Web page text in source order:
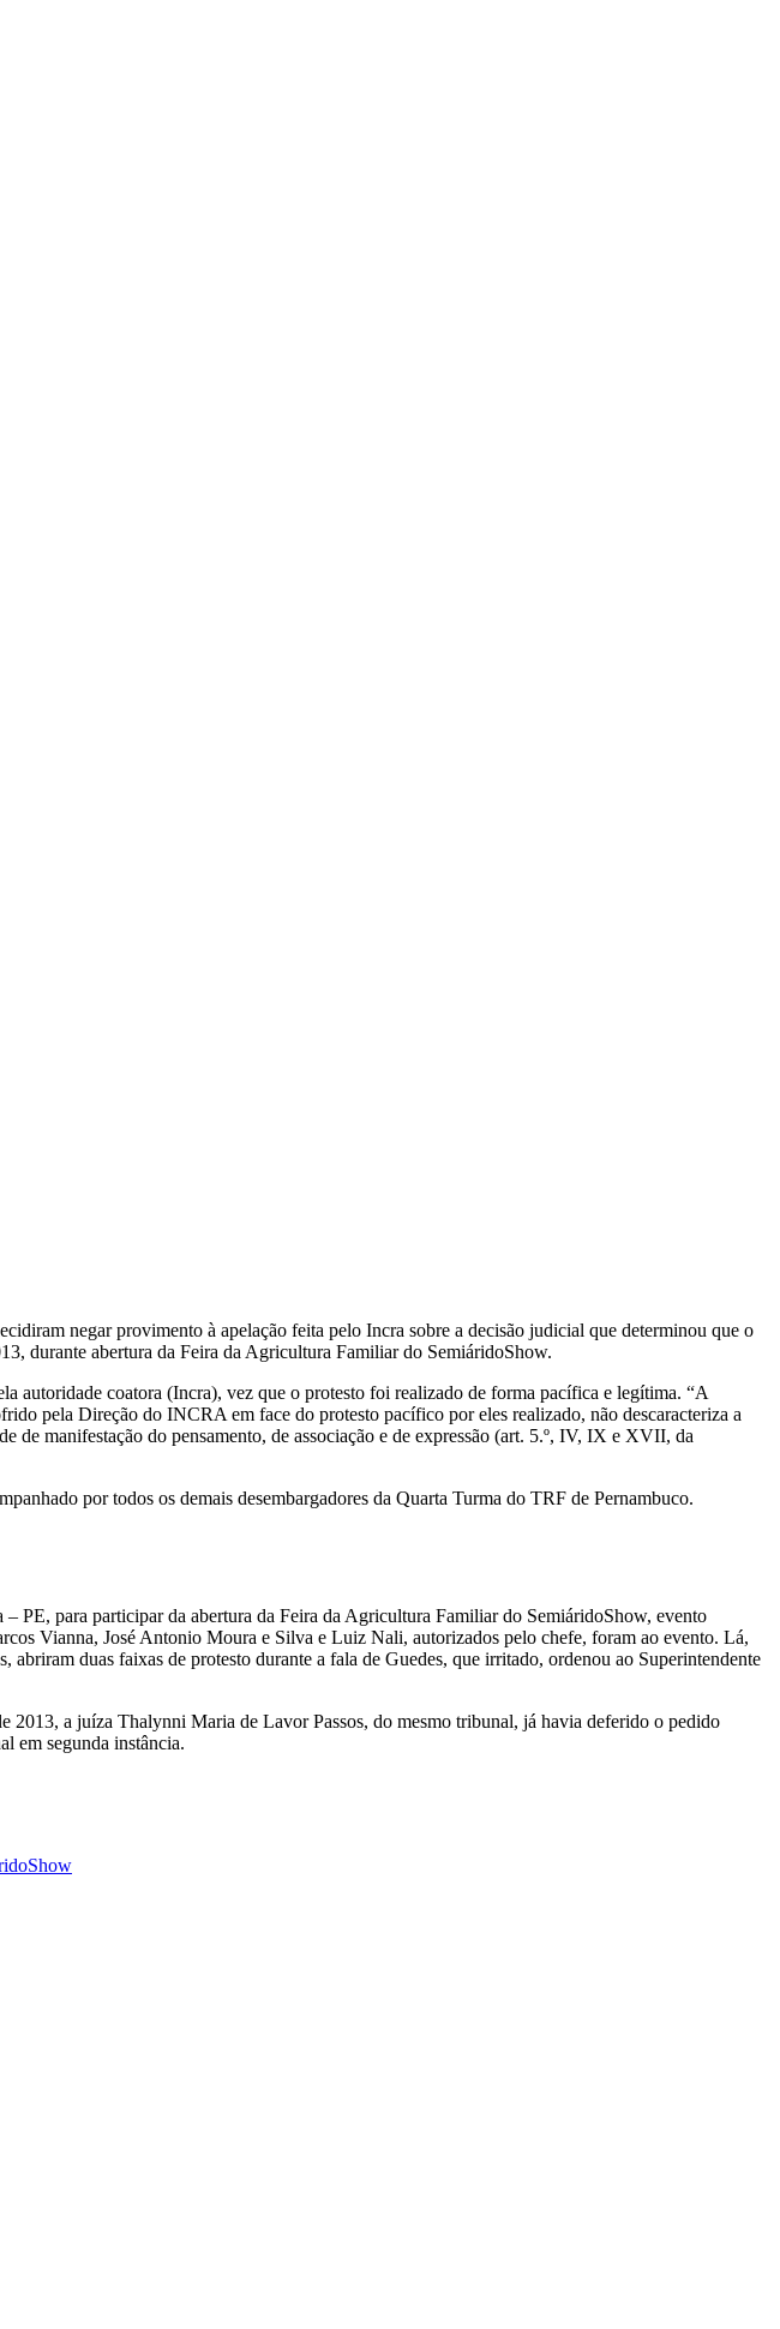
negar provimento à apelação feita pelo Incra sobre a decisão judicial que determinou que o
durante abertura da Feira da Agricultura Familiar do SemiáridoShow.
autoridade coatora (Incra), vez que o protesto foi realizado de forma pacífica e legítima. “A
pela Direção do INCRA em face do protesto pacífico por eles realizado, não descaracteriza a
de manifestação do pensamento, de associação e de expressão (art. 5.º, IV, IX e XVII, da
por todos os demais desembargadores da Quarta Turma do TRF de Pernambuco.
PE, para participar da abertura da Feira da Agricultura Familiar do SemiáridoShow, evento
Vianna, José Antonio Moura e Silva e Luiz Nali, autorizados pelo chefe, foram ao evento. Lá,
duas faixas de protesto durante a fala de Guedes, que irritado, ordenou ao Superintendente
2013, a juíza Thalynni Maria de Lavor Passos, do mesmo tribunal, já havia deferido o pedido
em segunda instância.